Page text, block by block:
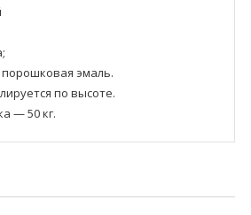
эмаль.
по высоте.
— 50 кг.